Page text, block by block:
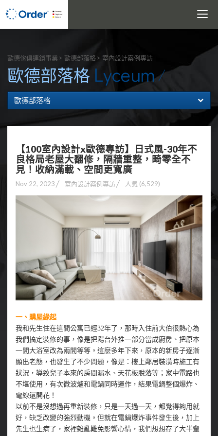
Toggle
歐德傢俱連鎖事業 歐德部落格 室內設計案例專訪
歐德部落格 Lyceum
歐德部落格
【100室內設計x歐德專訪】日式風-30年不
良格局老屋大翻修，隔牆重整，畸零全不
見！收納滿載、空間更寬廣
Nov 22, 2023 室內設計案例專訪 人氣 (6,529)
一、購屋緣起
我和先生住在這間公寓已經32年了，那時入住前大伯很熱心為
我們搞定裝修的事，像是把陽台外推一部分當成廚房、把原本
一間大浴室改為兩間等等。這麼多年下來，原本的新房子逐漸
顯出老態，也發生了不少問題，像是：樓上鄰居裝潢時施工有
狀況，導致兒子本來的房間漏水、天花板脫落等；家中電路也
不堪使用，有次微波爐和電鍋同時運作，結果電鍋整個爆炸、
電線還開花！
以前不是沒想過再重新裝修，只是一天過一天，都覺得夠用就
好，缺乏改變的強烈動機。但就在電鍋爆炸事件發生後，加上
先生也生病了，家裡雜亂難免影響心情，我們想想存了大半輩